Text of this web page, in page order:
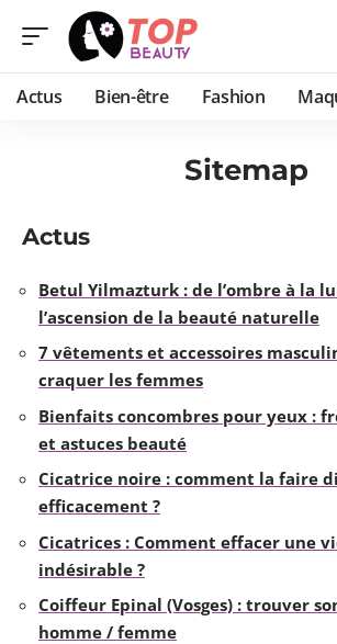
Actus Bien-être Fashion
Sitemap
Actus
Betul Yilmazturk : de l’ombre à la
l’ascension de la beauté naturelle
7 vêtements et accessoires
craquer les femmes
Bienfaits concombres pour yeux :
et astuces beauté
Cicatrice noire : comment la faire
efficacement ?
Cicatrices : Comment effacer une
indésirable ?
Coiffeur Epinal (Vosges) : trouver
homme / femme